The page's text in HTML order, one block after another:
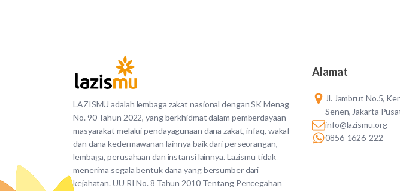
LAZISMU adalah lembaga zakat nasional dengan SK Menag
No. 90 Tahun 2022, yang berkhidmat dalam pemberdayaan
masyarakat melalui pendayagunaan dana zakat, infaq, wakaf
dan dana kedermawanan lainnya baik dari perseorangan,
lembaga, perusahaan dan instansi lainnya. Lazismu tidak
menerima segala bentuk dana yang bersumber dari
kejahatan. UU RI No. 8 Tahun 2010 Tentang Pencegahan
Alamat
Jl. Jambrut No.5,
Senen, Jakarta
info@lazismu.org
0856-1626-222